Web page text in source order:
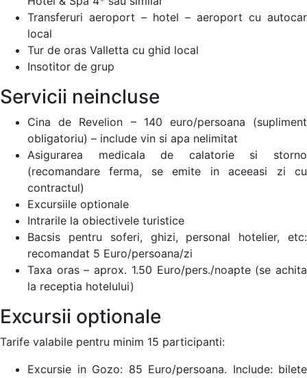
Transferuri aeroport – hotel – aeroport cu autocar
local
Tur de oras Valletta cu ghid local
Insotitor de grup
Servicii neincluse
Cina de Revelion – 140 euro/persoana (supliment
obligatoriu) – include vin si apa nelimitat
Asigurarea medicala de calatorie si storno
(recomandare ferma, se emite in aceeasi zi cu
contractul)
Excursiile optionale
Intrarile la obiectivele turistice
Bacsis pentru soferi, ghizi, personal hotelier, etc:
recomandat 5 Euro/persoana/zi
Taxa oras – aprox. 1.50 Euro/pers./noapte (se achita
la receptia hotelului)
Excursii optionale
Tarife valabile pentru minim 15 participanti:
Excursie in Gozo: 85 Euro/persoana. Include: bilete